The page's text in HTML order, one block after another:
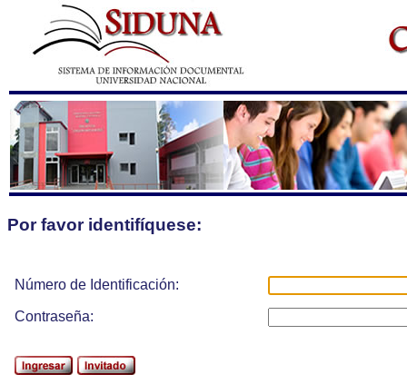
Por favor identifíquese:
Número de Identificación:
Contraseña: